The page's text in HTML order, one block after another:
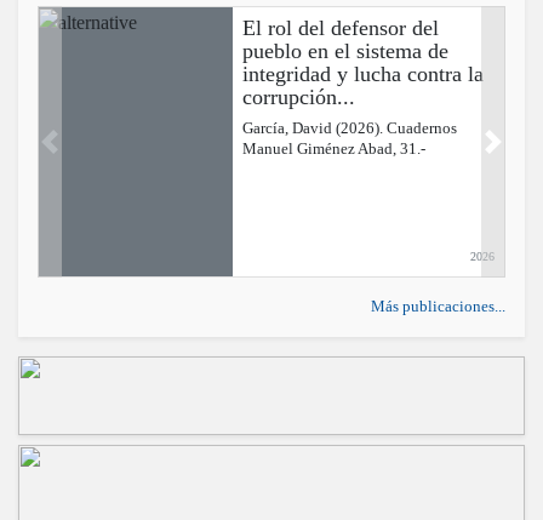
El rol del defensor del
pueblo en el sistema de
integridad y lucha contra la
corrupción...
García, David (2026). Cuadernos
Manuel Giménez Abad, 31.-
2026
Previous Next
Más publicaciones...